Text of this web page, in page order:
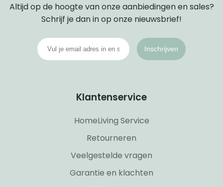
Altijd op de hoogte van onze aanbiedingen en sales?
Schrijf je dan in op onze nieuwsbrief!
Inschrijven
Klantenservice
HomeLiving Service
Retourneren
Veelgestelde vragen
Garantie en klachten